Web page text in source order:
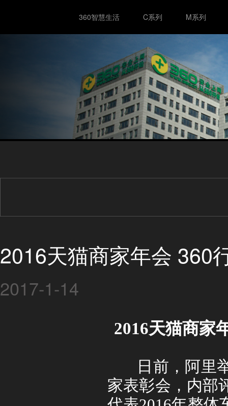
360智慧生活 C系列 M系列
2016天猫商家年会 360
2017-1-14
2016天猫商家
日前，阿里
家表彰会，内部